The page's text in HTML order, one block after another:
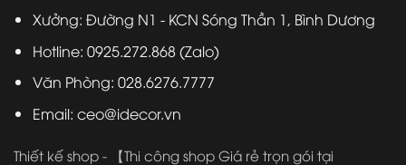
Xưởng: Đường N1 - KCN Sóng Thần 1, Bình Dương
Hotline: 0925.272.868 (Zalo)
Văn Phòng: 028.6276.7777
Email: ceo@idecor.vn
Thiết kế shop -
【Thi công shop Giá rẻ trọn gói tại